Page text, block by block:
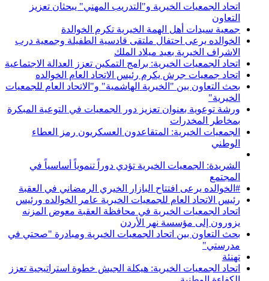
اتحاد الجمعيات الخيرية و"التدريب المهني" يبحثان تعزيز
التعاون
جمعية سيدات أهل الهمة الخيرية تكرم الخوالدة
الخوالده يرعى احتفال ملتقى قادسية الطفيلة وجمعية درب
الاشراف الخيرية بعيد ميلاد الملك
اتحاد الجمعيات الخيرية: برامج التمكين تعزز العدالة الاجتماعية
اتحاد جمعيات جرش يكرم رئيس الاتحاد العام الخوالده
بحث التعاون بين "الخيرية الهاشمية" و"الاتحاد العام للجمعيات
الخيرية"
ورشة توعوية بعنوان تعزيز دور الجمعيات في التوعية المبكرة
بمخاطر المخدرات
الجمعيات الخيرية: المتقاعدون العسكريون رمز العطاء
الوطني
الشريدة: الجمعيات الخيرية تؤدي دوراً تنموياً أساسياً في
المجتمع
#الخوالده يرعى افتتاح البازار الخيري الرمضاني في العقبة
رئيس الاتحاد العام للجمعيات الخيرية عامر الخوالده ورئيس
اتحاد الجمعيات الخيرية في محافظة العقبة معوض المزنه
يزورون إلى مؤسسة نهر الأردن
بحث التعاون بين اتحاد الجمعيات الخيرية ومبادرة "صحتي في
مدرستي"
تهنئة
اتحاد الجمعيات الخيرية: هيكلة الجيش خطوة استراتيجية تعزز